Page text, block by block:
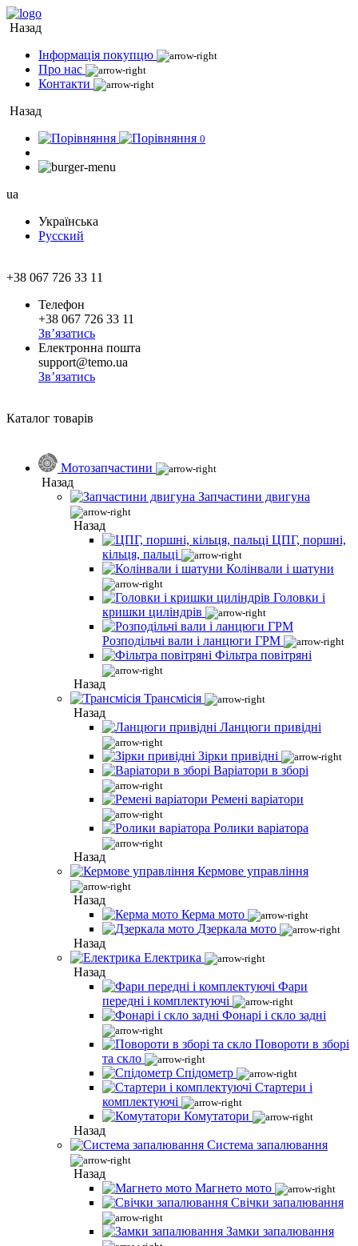
Назад
Інформація покупцю
Про нас
Контакти
Назад
0
ua
Українська
Русский
+38 067 726 33 11
Телефон
+38 067 726 33 11
Зв’язатись
Електронна пошта
support@temo.ua
Зв’язатись
Каталог товарів
Мотозапчастини
Назад
Запчастини двигуна
Назад
ЦПГ, поршні,
кільця, пальці
Колінвали і шатуни
Головки і
кришки циліндрів
Розподільчі вали і ланцюги ГРМ
Фільтра повітряні
Назад
Трансмісія
Назад
Ланцюги привідні
Зірки привідні
Варіатори в зборі
Ремені варіатори
Ролики варіатора
Назад
Кермове управління
Назад
Керма мото
Дзеркала мото
Назад
Електрика
Назад
Фари
передні і комплектуючі
Фонарі і скло задні
Повороти в зборі
та скло
Спідометр
Стартери і
комплектуючі
Комутатори
Назад
Система запалювання
Назад
Магнето мото
Свічки запалювання
Замки запалювання